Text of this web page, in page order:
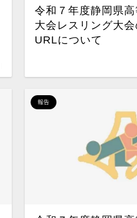
令和７年度静岡県
大会レスリング大
URLについて
報告